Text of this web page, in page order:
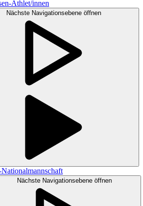
Athlet/innen
Nächste Navigationsebene öffnen
Nächste Navigationsebene öffnen